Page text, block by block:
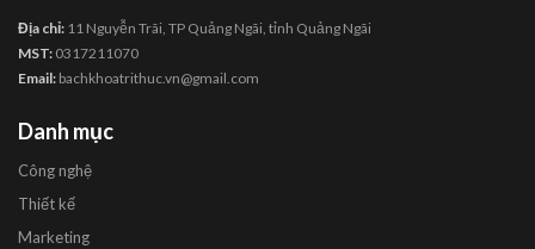
Địa chỉ: 11 Nguyễn Trãi, TP Quảng Ngãi, tỉnh Quảng Ngãi
MST: 0317211070
Email: bachkhoatrithuc.vn@gmail.com
Danh mục
Công nghệ
Thiết kế
Marketing